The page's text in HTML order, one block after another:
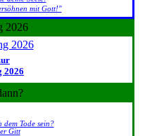
mit Gott!"
2026
2026
dem Tode sein?
Gitt